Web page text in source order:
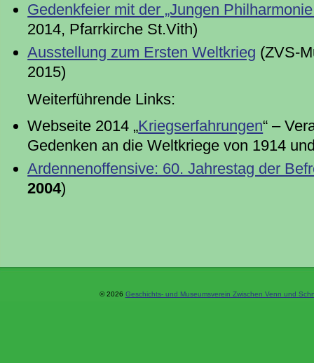
Gedenkfeier mit der „Jungen
2014, Pfarrkirche St.Vith)
Ausstellung zum Ersten Weltkrieg (ZVS-
2015)
Weiterführende Links:
Webseite 2014 „Kriegserfahrungen“ –
Gedenken an die Weltkriege von 1914
Ardennenoffensive: 60. Jahrestag der
2004)
© 2026 Geschichts- und Museumsverein Zwischen Venn und